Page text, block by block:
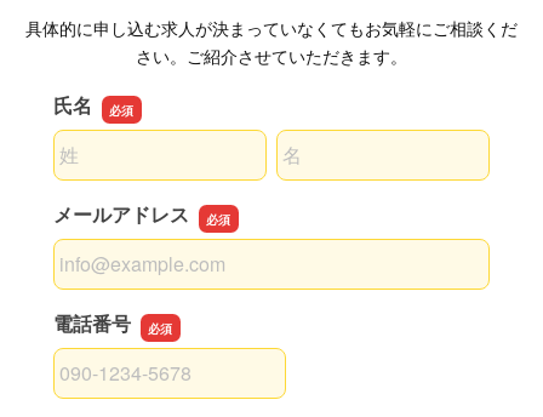
具体的に申し込む求人が決まっていなくてもお気軽にご相談くだ
さい。ご紹介させていただきます。